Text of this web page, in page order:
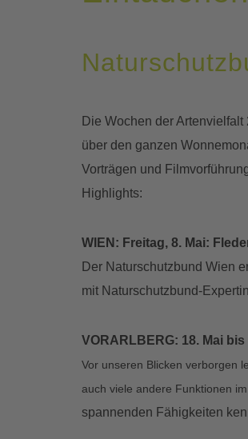
Die Wochen der
über den ganzen
Vorträgen und
Highlights:
WIEN: Freitag, 8. Mai:
Der Naturschutzbund Wien
mit Naturschutzbund-
VORARLBERG: 18. Mai
Vor unseren Blicken verborgen
auch viele andere Funktionen
spannenden Fähigkeiten